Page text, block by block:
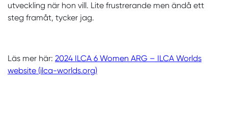
utveckling när hon vill. Lite frustrerande men ändå ett
steg framåt, tycker jag.
Läs mer här: 2024 ILCA 6 Women ARG – ILCA Worlds
website (ilca-worlds.org)